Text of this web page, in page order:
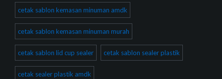
cetak sablon kemasan minuman amdk
cetak sablon kemasan minuman murah
cetak sablon lid cup sealer cetak sablon sealer plastik
cetak sealer plastik amdk